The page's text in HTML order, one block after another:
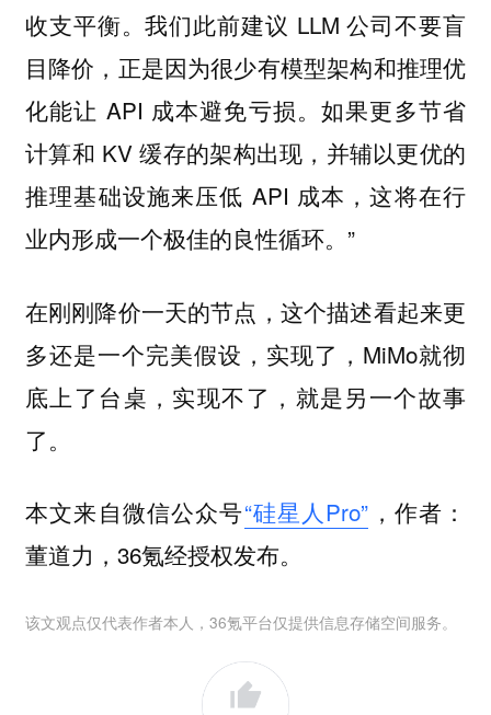
收支平衡。我们此前建议 LLM 公司不要盲
目降价，正是因为很少有模型架构和推理优
化能让 API 成本避免亏损。如果更多节省
计算和 KV 缓存的架构出现，并辅以更优的
推理基础设施来压低 API 成本，这将在行
业内形成一个极佳的良性循环。”
在刚刚降价一天的节点，这个描述看起来更
多还是一个完美假设，实现了，MiMo就彻
底上了台桌，实现不了，就是另一个故事
了。
本文来自微信公众号“硅星人Pro” ，作者：
董道力，36氪经授权发布。
该文观点仅代表作者本人，36氪平台仅提供信息存储空间服务。